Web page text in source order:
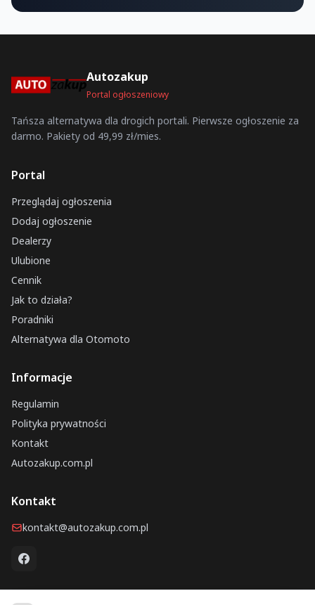
Autozakup
Portal ogłoszeniowy
Tańsza alternatywa dla drogich portali. Pierwsze ogłoszenie za
darmo. Pakiety od 49,99 zł/mies.
Portal
Przeglądaj ogłoszenia
Dodaj ogłoszenie
Dealerzy
Ulubione
Cennik
Jak to działa?
Poradniki
Alternatywa dla Otomoto
Informacje
Regulamin
Polityka prywatności
Kontakt
Autozakup.com.pl
Kontakt
kontakt@autozakup.com.pl